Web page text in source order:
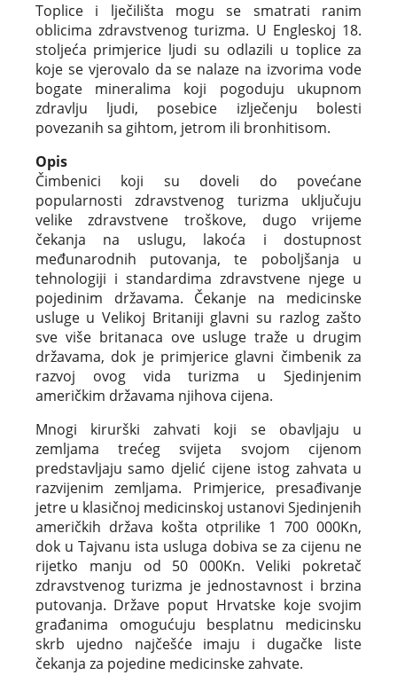
Toplice i lječilišta mogu se smatrati ranim
oblicima zdravstvenog turizma. U Engleskoj 18.
stoljeća primjerice ljudi su odlazili u toplice za
koje se vjerovalo da se nalaze na izvorima vode
bogate mineralima koji pogoduju ukupnom
zdravlju ljudi, posebice izlječenju bolesti
povezanih sa gihtom, jetrom ili bronhitisom.
Opis
Čimbenici koji su doveli do povećane
popularnosti zdravstvenog turizma uključuju
velike zdravstvene troškove, dugo vrijeme
čekanja na uslugu, lakoća i dostupnost
međunarodnih putovanja, te poboljšanja u
tehnologiji i standardima zdravstvene njege u
pojedinim državama. Čekanje na medicinske
usluge u Velikoj Britaniji glavni su razlog zašto
sve više britanaca ove usluge traže u drugim
državama, dok je primjerice glavni čimbenik za
razvoj ovog vida turizma u Sjedinjenim
američkim državama njihova cijena.
Mnogi kirurški zahvati koji se obavljaju u
zemljama trećeg svijeta svojom cijenom
predstavljaju samo djelić cijene istog zahvata u
razvijenim zemljama. Primjerice, presađivanje
jetre u klasičnoj medicinskoj ustanovi Sjedinjenih
američkih država košta otprilike 1 700 000Kn,
dok u Tajvanu ista usluga dobiva se za cijenu ne
rijetko manju od 50 000Kn. Veliki pokretač
zdravstvenog turizma je jednostavnost i brzina
putovanja. Države poput Hrvatske koje svojim
građanima omogućuju besplatnu medicinsku
skrb ujedno najčešće imaju i dugačke liste
čekanja za pojedine medicinske zahvate.